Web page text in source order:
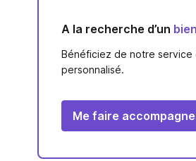
A la recherche d’un
Bénéficiez de notre service
personnalisé.
Me faire